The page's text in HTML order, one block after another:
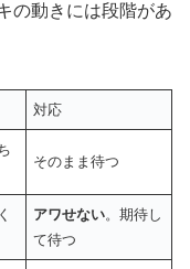
の動きには段階があ
対応
そのまま待つ
アワせない。期待し
て待つ